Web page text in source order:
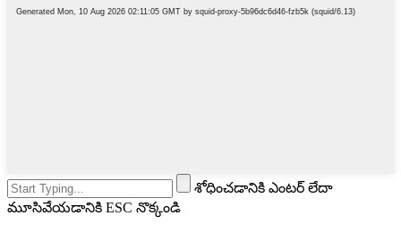
శోధించడానికి ఎంటర్ లేదా
మూసివేయడానికి ESC నొక్కండి